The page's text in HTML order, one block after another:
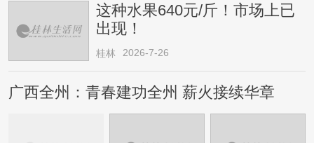
这种水果640元/斤！市场上已
出现！
桂林 2026-7-26
广西全州：青春建功全州 薪火接续华章